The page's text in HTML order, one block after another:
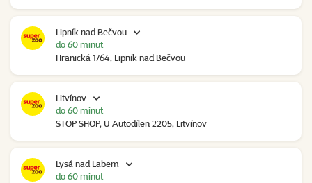
Lipník nad Bečvou
Hranická 1764, Lipník nad Bečvou
do 60 minut
Litvínov
STOP SHOP, U Autodílen 2205, Litvínov
do 60 minut
Lysá nad Labem
do 60 minut